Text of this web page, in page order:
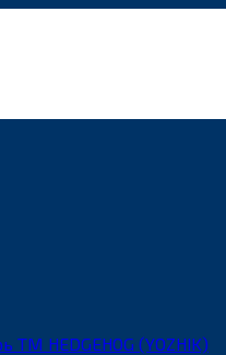
HEDGEHOG (YOZHIK)